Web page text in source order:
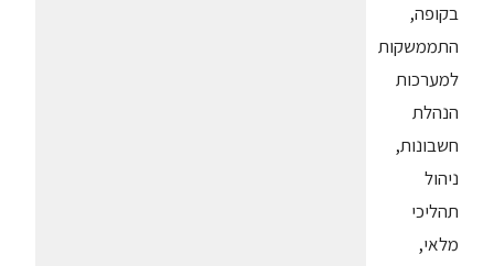
בקופה,
התממשקות
למערכות
הנהלת
חשבונות,
ניהול
תהליכי
מלאי,